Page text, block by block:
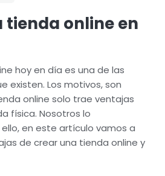
tienda online en
hoy en día es una de las
existen. Los motivos, son
online solo trae ventajas
física. Nosotros lo
en este artículo vamos a
de crear una tienda online y